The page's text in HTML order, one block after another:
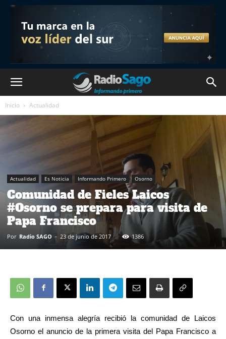
Inicio Actualidad
Actualidad Es Noticia Informando Primero Osorno
Comunidad de Fieles Laicos
#Osorno se prepara para visita de
Papa Francisco
Por Radio SAGO - 23 de junio de 2017 1386
Con una inmensa alegría recibió la comunidad de Laicos
Osorno el anuncio de la primera visita del Papa Francisco a